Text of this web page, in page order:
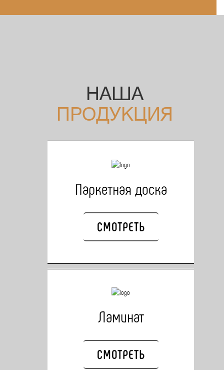
НАША
ПРОДУКЦИЯ
Паркетная доска
СМОТРЕТЬ
Ламинат
СМОТРЕТЬ